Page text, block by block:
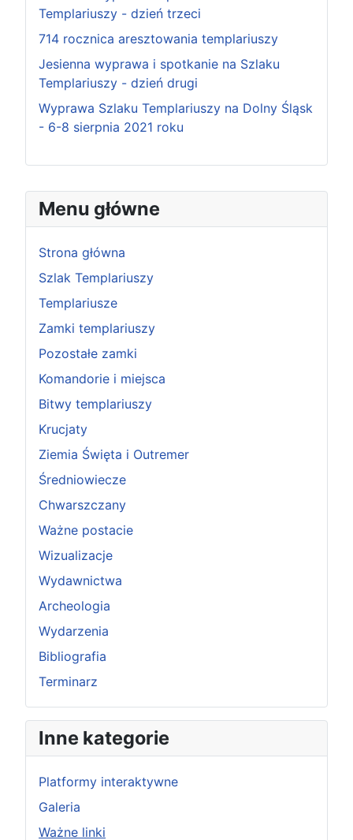
Menu główne
Strona główna
Szlak Templariuszy
Templariusze
Zamki templariuszy
Pozostałe zamki
Komandorie i miejsca
Bitwy templariuszy
Krucjaty
Ziemia Święta i Outremer
Średniowiecze
Chwarszczany
Ważne postacie
Wizualizacje
Wydawnictwa
Archeologia
Wydarzenia
Bibliografia
Terminarz
Inne kategorie
Platformy interaktywne
Galeria
Ważne linki
Templariuszy - dzień trzeci
714 rocznica aresztowania templariuszy
Jesienna wyprawa i spotkanie na Szlaku
Templariuszy - dzień drugi
Wyprawa Szlaku Templariuszy na Dolny Śląsk
- 6-8 sierpnia 2021 roku